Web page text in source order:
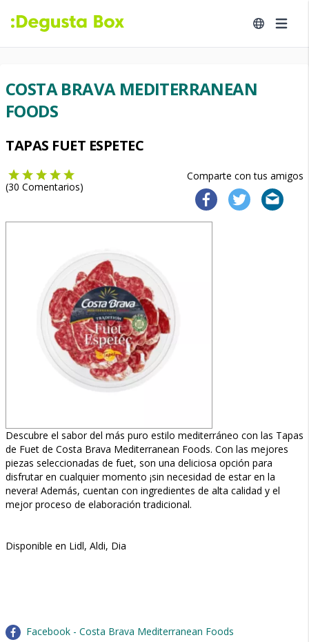
COSTA BRAVA MEDITERRANEAN
FOODS
TAPAS FUET ESPETEC
Comparte con tus amigos
(30 Comentarios)
Descubre el sabor del más puro estilo mediterráneo con las Tapas
de Fuet de Costa Brava Mediterranean Foods. Con las mejores
piezas seleccionadas de fuet, son una deliciosa opción para
disfrutar en cualquier momento ¡sin necesidad de estar en la
nevera! Además, cuentan con ingredientes de alta calidad y el
mejor proceso de elaboración tradicional.
Disponible en Lidl, Aldi, Dia
Facebook - Costa Brava Mediterranean Foods